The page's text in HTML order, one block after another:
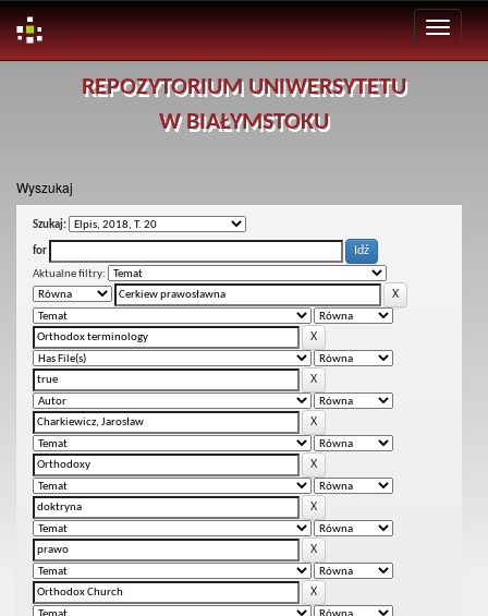
REPOZYTORIUM UNIWERSYTETU
W BIAŁYMSTOKU
Wyszukaj
Szukaj:
for
Aktualne filtry: